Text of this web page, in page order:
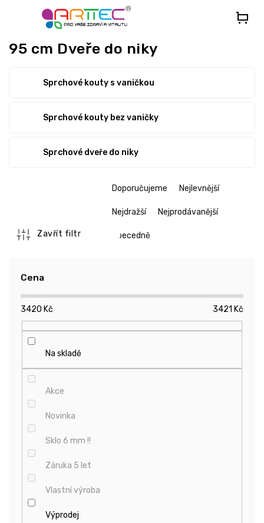
95 cm Dveře do niky
Sprchové kouty s vaničkou
Sprchové kouty bez vaničky
Sprchové dveře do niky
Ř
d
k
Doporučujeme Nejlevnější
Nejdražší Nejprodávanější
Abecedně
Zavřít filtr
Cena
3420 Kč 3421 Kč
Na skladě
Akce
Novinka
Sklo 6 mm !!
Záruka 5 let
Vlastní výroba
Výprodej